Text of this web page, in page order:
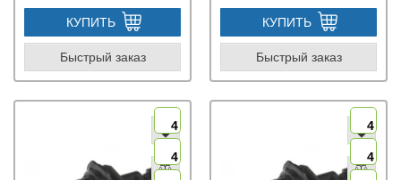
КУПИТЬ
Быстрый заказ
КУПИТЬ
Быстрый заказ
4
4
4
4